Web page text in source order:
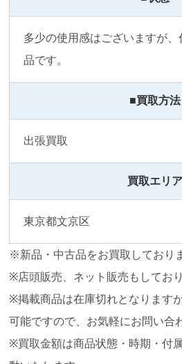
多少の使用感はございますが
品です。
■買取方法
出張買取
買取エリア
東京都文京区
※新品・中古品をお買取しており
※店頭販売、ネット販売もしており
※掲載商品は在庫切れとなります
可能ですので、お気軽にお問い合
※買取金額は商品状態・時期・付